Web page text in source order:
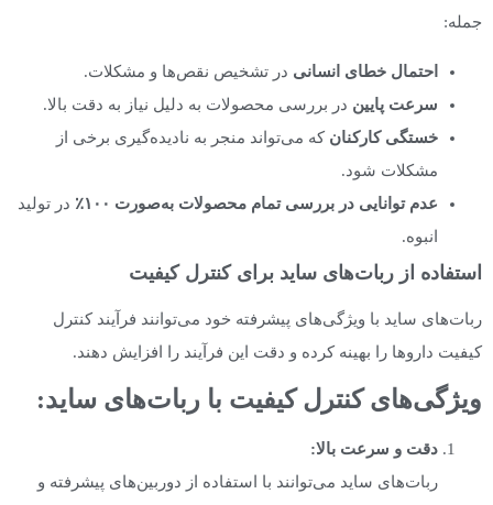
جمله:
احتمال خطای انسانی در تشخیص نقص‌ها و مشکلات.
سرعت پایین در بررسی محصولات به دلیل نیاز به دقت بالا.
خستگی کارکنان که می‌تواند منجر به نادیده‌گیری برخی از
مشکلات شود.
عدم توانایی در بررسی تمام محصولات به‌صورت ۱۰۰٪
در تولید
انبوه.
استفاده از ربات‌های ساید برای کنترل کیفیت
ربات‌های ساید با ویژگی‌های پیشرفته خود می‌توانند فرآیند کنترل
کیفیت داروها را بهینه کرده و دقت این فرآیند را افزایش دهند.
ویژگی‌های کنترل کیفیت با ربات‌های ساید:
دقت و سرعت بالا:
ربات‌های ساید می‌توانند با استفاده از دوربین‌های پیشرفته و